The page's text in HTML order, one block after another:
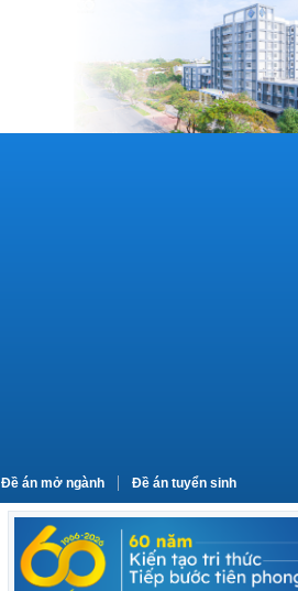
Đề án mở ngành Đề án tuyển sinh